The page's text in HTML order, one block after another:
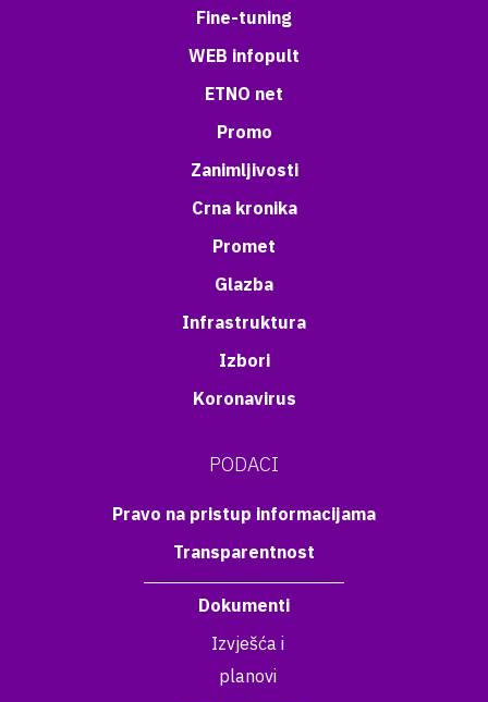
Fine-tuning
WEB infopult
ETNO net
Promo
Zanimljivosti
Crna kronika
Promet
Glazba
Infrastruktura
Izbori
Koronavirus
PODACI
Pravo na pristup informacijama
Transparentnost
Dokumenti
Izvješća i
planovi